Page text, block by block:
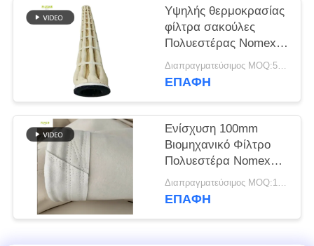
Υψηλής θερμοκρασίας
φίλτρα σακούλες
Πολυεστέρας Nomex
PTFE PPS P84
Fiberglass Βιομηχανικό
Ανθρακωρυχείο
Χαλυβουργείο
Διαπραγματεύσιμος MOQ:50 τεμ
ΕΠΑΦΉ
Ενίσχυση 100mm
Βιομηχανικό Φίλτρο
Πολυεστέρα Nomex
Nomex
Διαπραγματεύσιμος MOQ:100 τεμ
ΕΠΑΦΉ